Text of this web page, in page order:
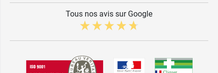
Tous nos avis sur Google